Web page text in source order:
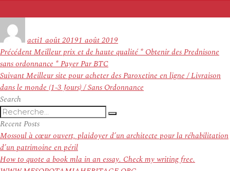
actile
1 août 20191 août 2019
Navigation
de
l’article
PrécédentArticle
précédent :
Meilleur prix et de haute qualité * Obtenir des Prednisone
sans ordonnance * Payer Par BTC
SuivantArticle
suivant :
Meilleur site pour acheter des Paroxetine en ligne / Livraison
dans le monde (1-3 Jours) / Sans Ordonnance
Search
Recherche
pour
:
Recherche
Recent Posts
Mossoul à cœur ouvert, plaidoyer d’un architecte pour la réhabilitation
d’un patrimoine en péril
How to quote a book mla in an essay. Check my writing free.